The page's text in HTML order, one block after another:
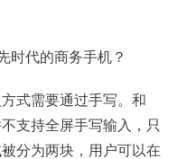
式需要通过手写。和
支持全屏手写输入，只
分为两块，用户可以在